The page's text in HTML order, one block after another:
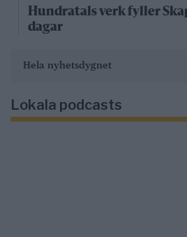
Hundratals verk fyller
dagar
Hela nyhetsdygnet
Lokala podcasts